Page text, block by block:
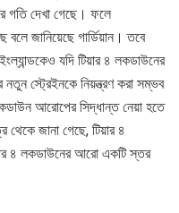
গতি দেখা গেছে। ফলে
বলে জানিয়েছে গার্ডিয়ান। তবে
যদি টিয়ার ৪ লকডাউনের
স্ট্রেইনকে নিয়ন্ত্রণ করা সম্ভব
আরোপের সিদ্ধান্ত নেয়া হতে
থেকে জানা গেছে, টিয়ার ৪
৪ লকডাউনের আরো একটি স্তর